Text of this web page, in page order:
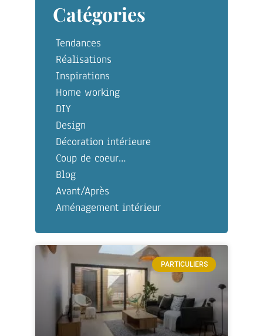
Catégories
Tendances
Réalisations
Inspirations
Home working
DIY
Design
Décoration intérieure
Coup de coeur…
Blog
Avant/Après
Aménagement intérieur
PARTICULIERS